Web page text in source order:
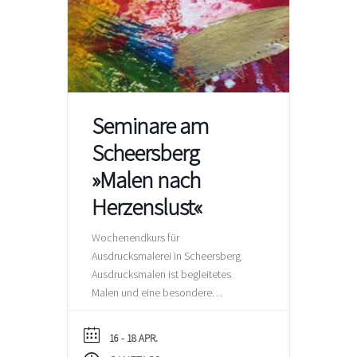
Seminare am
Scheersberg
»Malen nach
Herzenslust«
Wochenendkurs für
Ausdrucksmalerei in Scheersberg
Ausdrucksmalen ist begleitetes
Malen und eine besondere
von Gefühlen, Erfahrungen und
Bedürfnissen zu erzählen, sie zu
16 - 18 APR.